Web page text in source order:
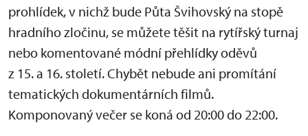
prohlídek, v nichž bude Půta Švihovský na stopě
hradního zločinu, se můžete těšit na rytířský turnaj
nebo komentované módní přehlídky oděvů
z 15. a 16. století. Chybět nebude ani promítání
tematických dokumentárních filmů.
Komponovaný večer se koná od 20:00 do 22:00.